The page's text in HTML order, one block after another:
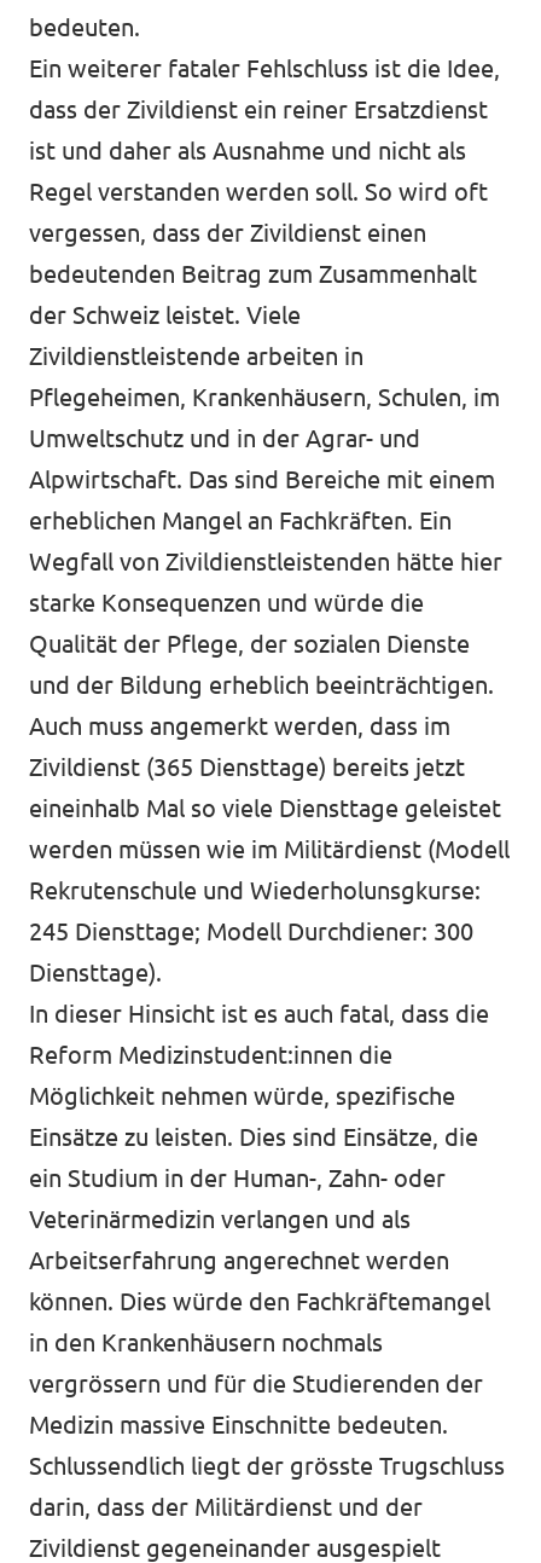
bedeuten.
Ein weiterer fataler Fehlschluss ist die Idee,
dass der Zivildienst ein reiner Ersatzdienst
ist und daher als Ausnahme und nicht als
Regel verstanden werden soll. So wird oft
vergessen, dass der Zivildienst einen
bedeutenden Beitrag zum Zusammenhalt
der Schweiz leistet. Viele
Zivildienstleistende arbeiten in
Pflegeheimen, Krankenhäusern, Schulen, im
Umweltschutz und in der Agrar- und
Alpwirtschaft. Das sind Bereiche mit einem
erheblichen Mangel an Fachkräften. Ein
Wegfall von Zivildienstleistenden hätte hier
starke Konsequenzen und würde die
Qualität der Pflege, der sozialen Dienste
und der Bildung erheblich beeinträchtigen.
Auch muss angemerkt werden, dass im
Zivildienst (365 Diensttage) bereits jetzt
eineinhalb Mal so viele Diensttage geleistet
werden müssen wie im Militärdienst (Modell
Rekrutenschule und Wiederholunsgkurse:
245 Diensttage; Modell Durchdiener: 300
Diensttage).
In dieser Hinsicht ist es auch fatal, dass die
Reform Medizinstudent:innen die
Möglichkeit nehmen würde, spezifische
Einsätze zu leisten. Dies sind Einsätze, die
ein Studium in der Human-, Zahn- oder
Veterinärmedizin verlangen und als
Arbeitserfahrung angerechnet werden
können. Dies würde den Fachkräftemangel
in den Krankenhäusern nochmals
vergrössern und für die Studierenden der
Medizin massive Einschnitte bedeuten.
Schlussendlich liegt der grösste Trugschluss
darin, dass der Militärdienst und der
Zivildienst gegeneinander ausgespielt